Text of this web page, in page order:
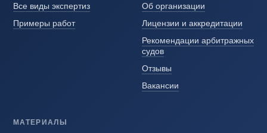
Все виды экспертиз
Примеры работ
Об организации
Лицензии и аккредитации
Рекомендации арбитражных
судов
Отзывы
Вакансии
МАТЕРИАЛЫ